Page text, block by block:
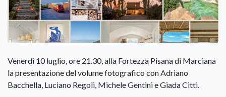
Venerdì 10 luglio, ore 21.30, alla Fortezza Pisana di Marciana
la presentazione del volume fotografico con Adriano
Bacchella, Luciano Regoli, Michele Gentini e Giada Citti.